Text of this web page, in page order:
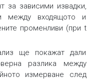
за зависими извадки,
между входящото и
променливи (при t
ще покажат дали
разлика между
измерване след